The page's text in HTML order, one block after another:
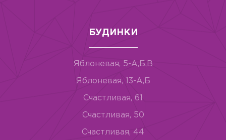
БУДИНКИ
Яблоневая, 5-А,Б,В
Яблоневая, 13-А,Б
Счастливая, 61
Счастливая, 50
Счастливая, 44